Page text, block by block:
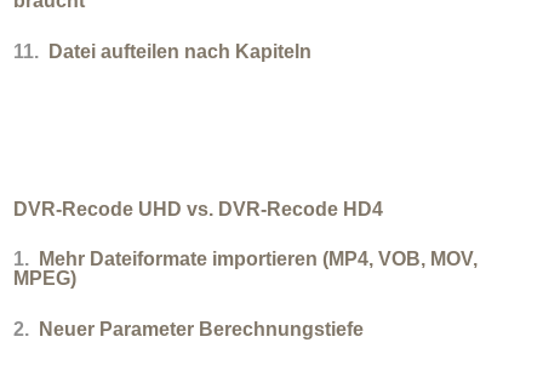
11. Datei aufteilen nach Kapiteln
DVR-Recode UHD vs. DVR-Recode HD4
1.
Mehr Dateiformate importieren (MP4, VOB, MOV,
MPEG)
2. Neuer Parameter Berechnungstiefe